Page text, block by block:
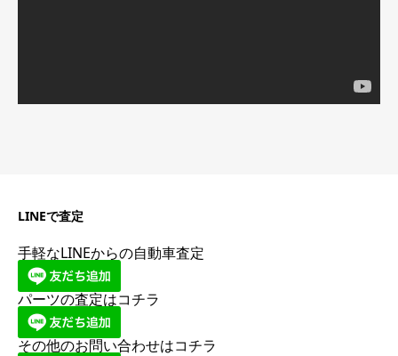
LINEで査定
手軽なLINEからの自動車査定
パーツの査定はコチラ
その他のお問い合わせはコチラ